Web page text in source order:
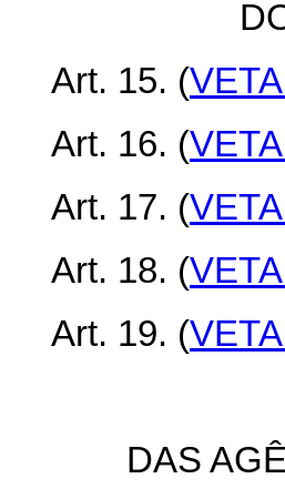
Art. 15. (
Art. 16. (
Art. 17. (
Art. 18. (
Art. 19. (
DAS